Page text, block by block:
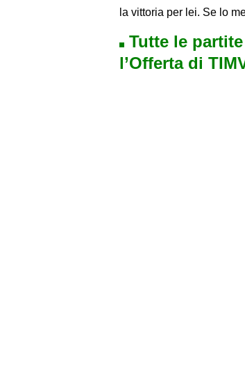
la vittoria per lei. Se lo
Tutte le
l’Offerta di